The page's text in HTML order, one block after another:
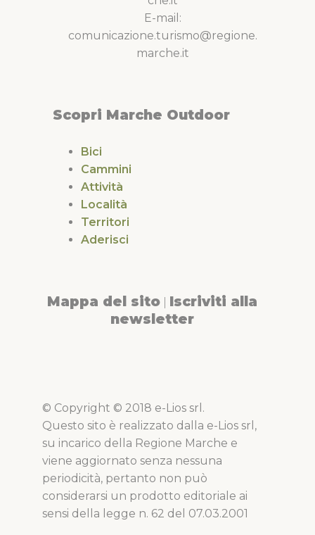
E-mail:
comunicazione.turismo@regione.
marche.it
Scopri Marche Outdoor
Bici
Cammini
Attività
Località
Territori
Aderisci
Mappa del sito Iscriviti alla
newsletter
© Copyright © 2018 e-Lios srl.
Questo sito è realizzato dalla e-Lios srl,
su incarico della Regione Marche e
viene aggiornato senza nessuna
periodicità, pertanto non può
considerarsi un prodotto editoriale ai
sensi della legge n. 62 del 07.03.2001